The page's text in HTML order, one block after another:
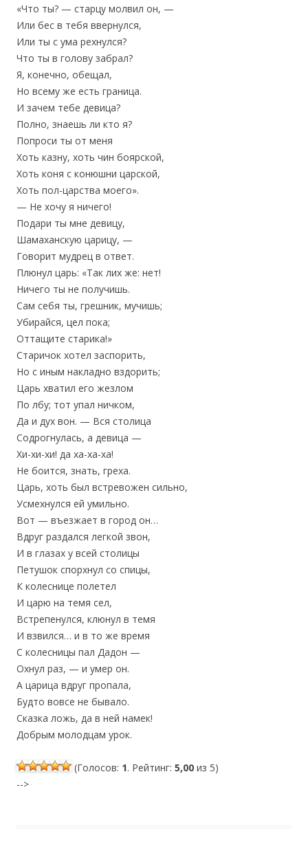
«Что ты? — старцу молвил он, —
Или бес в тебя ввернулся,
Или ты с ума рехнулся?
Что ты в голову забрал?
Я, конечно, обещал,
Но всему же есть граница.
И зачем тебе девица?
Полно, знаешь ли кто я?
Попроси ты от меня
Хоть казну, хоть чин боярской,
Хоть коня с конюшни царской,
Хоть пол-царства моего».
— Не хочу я ничего!
Подари ты мне девицу,
Шамаханскую царицу, —
Говорит мудрец в ответ.
Плюнул царь: «Так лих же: нет!
Ничего ты не получишь.
Сам себя ты, грешник, мучишь;
Убирайся, цел пока;
Оттащите старика!»
Старичок хотел заспорить,
Но с иным накладно вздорить;
Царь хватил его жезлом
По лбу; тот упал ничком,
Да и дух вон. — Вся столица
Содрогнулась, а девица —
Хи-хи-хи! да ха-ха-ха!
Не боится, знать, греха.
Царь, хоть был встревожен сильно,
Усмехнулся ей умильно.
Вот — въезжает в город он…
Вдруг раздался легкой звон,
И в глазах у всей столицы
Петушок спорхнул со спицы,
К колеснице полетел
И царю на темя сел,
Встрепенулся, клюнул в темя
И взвился… и в то же время
С колесницы пал Дадон —
Охнул раз, — и умер он.
А царица вдруг пропала,
Будто вовсе не бывало.
Сказка ложь, да в ней намек!
Добрым молодцам урок.
(Голосов: 1. Рейтинг: 5,00 из 5)
-->